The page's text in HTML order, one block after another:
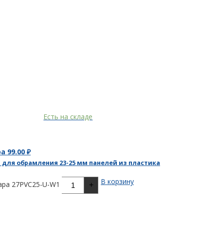
Есть на складе
99.00 ₽
обрамления 23-25 мм панелей из пластика
27PVC25-U-W1 + В корзину